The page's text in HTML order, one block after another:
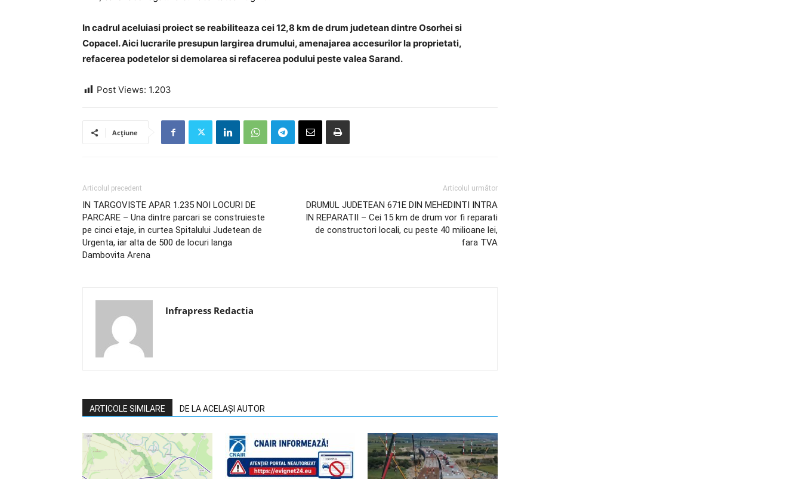
In cadrul aceluiasi proiect se reabiliteaza cei 12,8 km de drum judetean dintre Osorhei si
Copacel. Aici lucrarile presupun largirea drumului, amenajarea accesurilor la proprietati,
refacerea podetelor si demolarea si refacerea podului peste valea Sarand.
Post Views: 1.203
Acțiune
Articolul precedent
IN TARGOVISTE APAR 1.235 NOI LOCURI DE
PARCARE – Una dintre parcari se construieste
pe cinci etaje, in curtea Spitalului Judetean de
Urgenta, iar alta de 500 de locuri langa
Dambovita Arena
Articolul următor
DRUMUL JUDETEAN 671E DIN MEHEDINTI INTRA
IN REPARATII – Cei 15 km de drum vor fi reparati
de constructori locali, cu peste 40 milioane lei,
fara TVA
Infrapress Redactia
ARTICOLE SIMILARE DE LA ACELAȘI AUTOR